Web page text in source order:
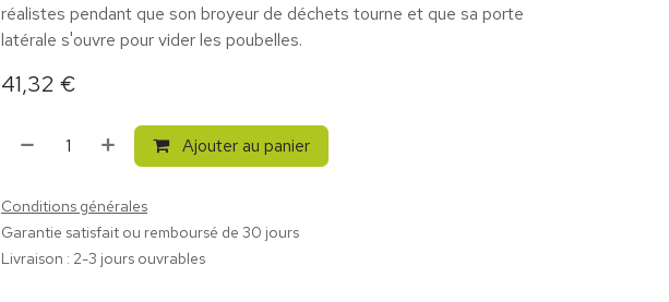
réalistes pendant que son broyeur de déchets tourne et que sa porte
latérale s'ouvre pour vider les poubelles.
41,32 €
Ajouter au panier
Conditions générales
Garantie satisfait ou remboursé de 30 jours
Livraison : 2-3 jours ouvrables